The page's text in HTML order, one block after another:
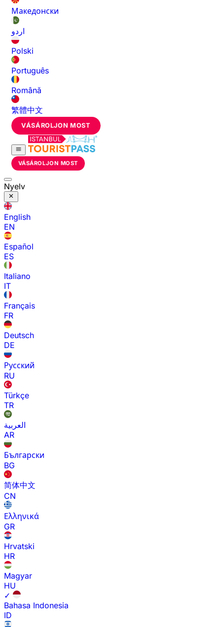
Македонски
اردو
Polski
Português
Română
繁體中文
VÁSÁROLJON MOST
VÁSÁROLJON MOST
Nyelv
English
EN
Español
ES
Italiano
IT
Français
FR
Deutsch
DE
Русский
RU
Türkçe
TR
العربية
AR
Български
BG
简体中文
CN
Ελληνικά
GR
Hrvatski
HR
Magyar
HU
✓
Bahasa Indonesia
ID